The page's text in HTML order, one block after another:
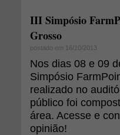
III Simpósio
Grosso
postado em 16/10/2013
Nos dias 08 e 09
Simpósio
realizado no
público foi
área. Acesse e
opinião!